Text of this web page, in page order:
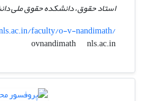
استاد حقوق، دانشکده حقوق ملی
faculty/o-v-nandimath/
ovnandimath
nls.ac.in